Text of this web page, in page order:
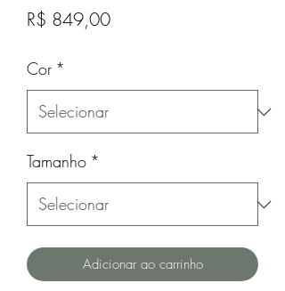
R$ 849,00Preço
Cor *
Tamanho *
Adicionar ao carrinho